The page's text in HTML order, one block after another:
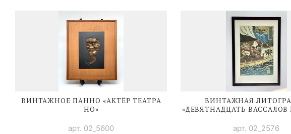
ВИНТАЖНОЕ ПАННО «АКТЁР ТЕАТРА
НО»
арт. 02_5600
ВИНТАЖНАЯ
«ДЕВЯТНАДЦАТЬ ВАССАЛОВ
арт. 02_2576